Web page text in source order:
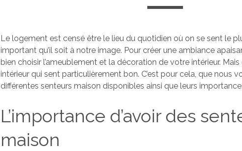
Le logement est censé être le lieu du quotidien où on se sent le
important qu’il soit à notre image. Pour créer une ambiance
bien choisir l’ameublement et la décoration de votre intérieur. Mais
intérieur qui sent particulièrement bon. C’est pour cela, que nous
différentes senteurs maison disponibles ainsi que leurs
L’importance d’avoir des
maison